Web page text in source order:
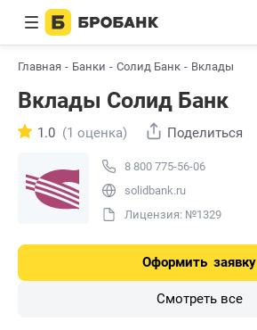
Главная Банки Солид Банк Вклады
Вклады Солид Банк
8 800 775-56-06
solidbank.ru
Лицензия: №1329
1.0 (1 оценка) Поделиться
Оформить заявку
Смотреть все